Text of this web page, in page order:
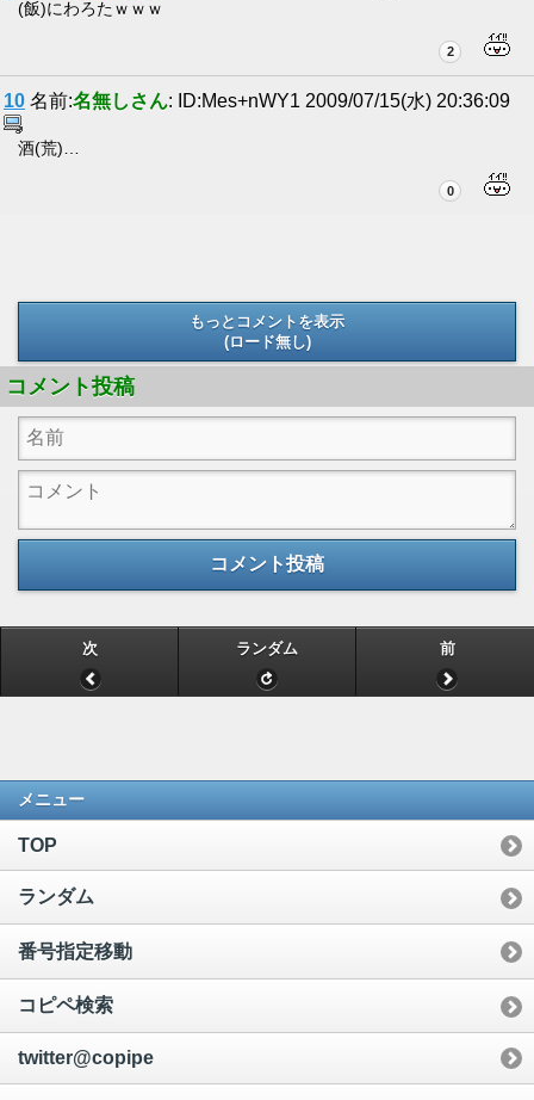
(飯)にわろたｗｗｗ
2
10 名前:名無しさん: ID:Mes+nWY1 2009/07/15(水) 20:36:09
酒(荒)…
0
もっとコメントを表示
(ロード無し)
コメント投稿
コメント投稿
次 ランダム 前
メニュー
TOP
ランダム
番号指定移動
コピペ検索
twitter@copipe